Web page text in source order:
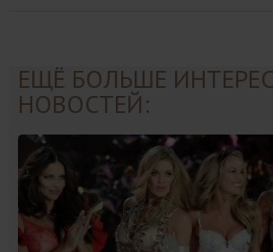
ЕЩЁ БОЛЬШЕ
НОВОСТЕЙ: